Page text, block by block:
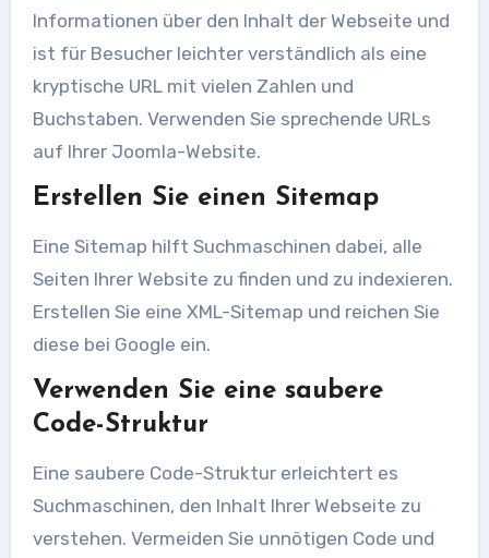
Informationen über den Inhalt der Webseite und
ist für Besucher leichter verständlich als eine
kryptische URL mit vielen Zahlen und
Buchstaben. Verwenden Sie sprechende URLs
auf Ihrer Joomla-Website.
Erstellen Sie einen Sitemap
Eine Sitemap hilft Suchmaschinen dabei, alle
Seiten Ihrer Website zu finden und zu indexieren.
Erstellen Sie eine XML-Sitemap und reichen Sie
diese bei Google ein.
Verwenden Sie eine saubere
Code-Struktur
Eine saubere Code-Struktur erleichtert es
Suchmaschinen, den Inhalt Ihrer Webseite zu
verstehen. Vermeiden Sie unnötigen Code und